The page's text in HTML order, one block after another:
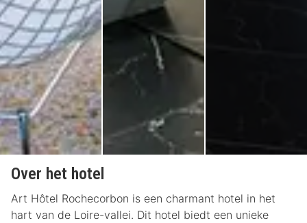
Over het hotel
Art Hôtel Rochecorbon is een charmant hotel in het
hart van de Loire-vallei. Dit hotel biedt een unieke